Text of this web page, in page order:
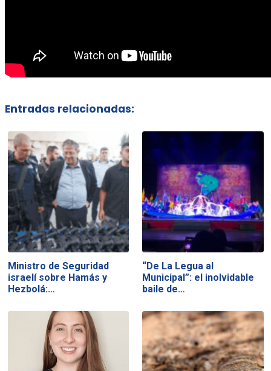
Entradas relacionadas:
Ministro de Seguridad
israelí sobre Hamás y
Hezbolá:…
“De La Legua al
Municipal”: el inolvidable
baile de…